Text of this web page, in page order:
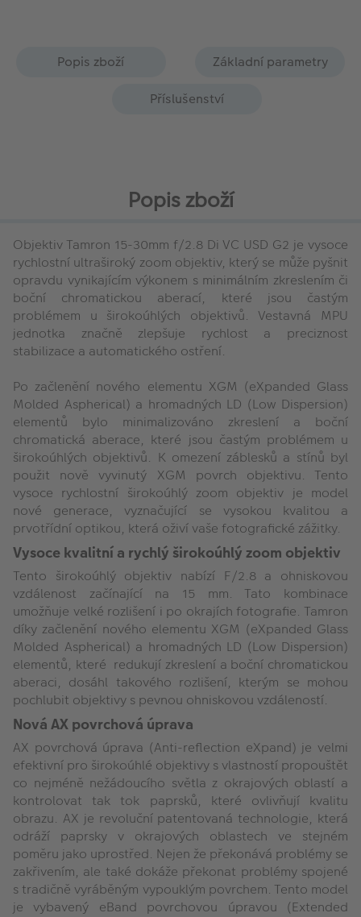
Popis zboží
Základní parametry
Příslušenství
Popis zboží
Objektiv Tamron 15-30mm f/2.8 Di VC USD G2 je vysoce
rychlostní ultraširoký zoom objektiv, který se může pyšnit
opravdu vynikajícím výkonem s minimálním zkreslením či
boční chromatickou aberací, které jsou častým
problémem u širokoúhlých objektivů. Vestavná MPU
jednotka značně zlepšuje rychlost a preciznost
stabilizace a automatického ostření.
Po začlenění nového elementu XGM (eXpanded Glass
Molded Aspherical) a hromadných LD (Low Dispersion)
elementů bylo minimalizováno zkreslení a boční
chromatická aberace, které jsou častým problémem u
širokoúhlých objektivů. K omezení záblesků a stínů byl
použit nově vyvinutý XGM povrch objektivu. Tento
vysoce rychlostní širokoúhlý zoom objektiv je model
nové generace, vyznačující se vysokou kvalitou a
prvotřídní optikou, která oživí vaše fotografické zážitky.
Vysoce kvalitní a rychlý širokoúhlý zoom objektiv
Tento širokoúhlý objektiv nabízí F/2.8 a ohniskovou
vzdálenost začínající na 15 mm. Tato kombinace
umožňuje velké rozlišení i po okrajích fotografie. Tamron
díky začlenění nového elementu XGM (eXpanded Glass
Molded Aspherical) a hromadných LD (Low Dispersion)
elementů, které redukují zkreslení a boční chromatickou
aberaci, dosáhl takového rozlišení, kterým se mohou
pochlubit objektivy s pevnou ohniskovou vzdáleností.
Nová AX povrchová úprava
AX povrchová úprava (Anti-reflection eXpand) je velmi
efektivní pro širokoúhlé objektivy s vlastností propouštět
co nejméně nežádoucího světla z okrajových oblastí a
kontrolovat tak tok paprsků, které ovlivňují kvalitu
obrazu. AX je revoluční patentovaná technologie, která
odráží paprsky v okrajových oblastech ve stejném
poměru jako uprostřed. Nejen že překonává problémy se
zakřivením, ale také dokáže překonat problémy spojené
s tradičně vyráběným vypouklým povrchem. Tento model
je vybavený eBand povrchovou úpravou (Extended